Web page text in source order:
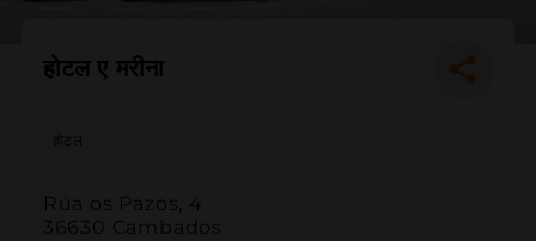
होटल ए मरीना
होटल
Rúa os Pazos, 4
36630 Cambados